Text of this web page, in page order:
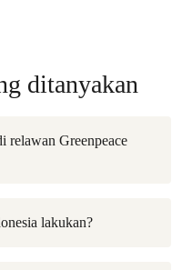
ditanyakan
relawan Greenpeace
lakukan?